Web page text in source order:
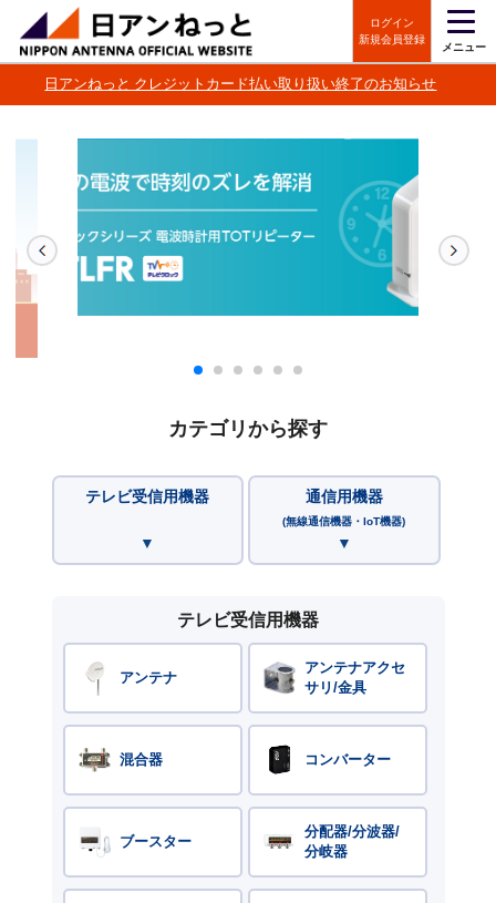
ログイン
新規会員登録
メニュー
日アンねっと クレジットカード払い取り扱い終了のお知らせ
カテゴリから探す
テレビ受信用機器 通信用機器
(無線通信機器・IoT機器)
テレビ受信用機器
アンテナ
アンテナアクセ
サリ/金具
混合器 コンバーター
ブースター
分配器/分波器/
分岐器